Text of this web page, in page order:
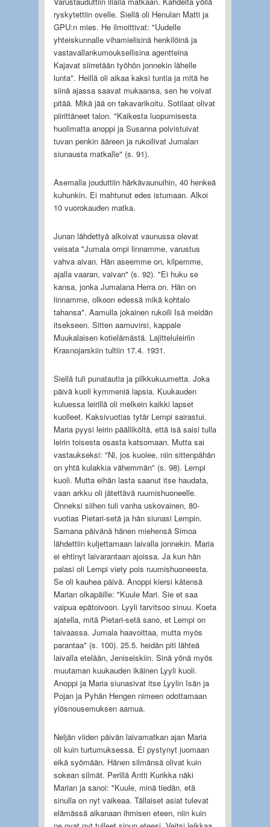
ryskytettiin ovelle. Siellä oli Henulan Matti ja
GPU:n mies. He ilmoittivat: "Uudelle
yhteiskunnalle vihamielisinä henkilöinä ja
vastavallankumouksellisina agentteina
Kajavat siirretään työhön jonnekin lähelle
lunta". Heillä oli aikaa kaksi tuntia ja mitä he
siinä ajassa saavat mukaansa, sen he voivat
pitää. Mikä jää on takavarikoitu. Sotilaat olivat
piirittäneet talon. "Kaikesta luopumisesta
huolimatta anoppi ja Susanna polvistuivat
tuvan penkin ääreen ja rukoilivat Jumalan
siunausta matkalle" (s. 91).
Asemalla jouduttiin härkävaunuihin, 40 henkeä
kuhunkin. Ei mahtunut edes istumaan. Alkoi
10 vuorokauden matka.
Junan lähdettyä alkoivat vaunussa olevat
veisata "Jumala ompi linnamme, varustus
vahva aivan. Hän aseemme on, kilpemme,
ajalla vaaran, vaivan" (s. 92). "Ei huku se
kansa, jonka Jumalana Herra on. Hän on
linnamme, olkoon edessä mikä kohtalo
tahansa". Aamulla jokainen rukoili Isä meidän
itsekseen. Sitten aamuvirsi, kappale
Muukalaisen kotielämästä. Lajitteluleiriin
Krasnojarskiin tultiin 17.4. 1931.
Siellä tuli punatautia ja pilkkukuumetta. Joka
päivä kuoli kymmeniä lapsia. Kuukauden
kuluessa leirillä oli melkein kaikki lapset
kuolleet. Kaksivuotias tytär Lempi sairastui.
Maria pyysi leirin päälliköltä, että isä saisi tulla
leirin toisesta osasta katsomaan. Mutta sai
vastaukseksi: "Ni, jos kuolee, niin sittenpähän
on yhtä kulakkia vähemmän" (s. 98). Lempi
kuoli. Mutta eihän lasta saanut itse haudata,
vaan arkku oli jätettävä ruumishuoneelle.
Onneksi siihen tuli vanha uskovainen, 80-
vuotias Pietari-setä ja hän siunasi Lempin.
Samana päivänä hänen miehensä Simoa
lähdettiin kuljettamaan laivalla jonnekin. Maria
ei ehtinyt laivarantaan ajoissa. Ja kun hän
palasi oli Lempi viety pois ruumishuoneesta.
Se oli kauhea päivä. Anoppi kiersi kätensä
Marian olkapäille: "Kuule Mari. Sie et saa
vaipua epätoivoon. Lyyli tarvitsoo sinuu. Koeta
ajatella, mitä Pietari-setä sano, et Lempi on
taivaassa. Jumala haavoittaa, mutta myös
parantaa" (s. 100). 25.5. heidän piti lähteä
laivalla etelään, Jeniseiskiin. Sinä yönä myös
muutaman kuukauden ikäinen Lyyli kuoli.
Anoppi ja Maria siunasivat itse Lyylin Isän ja
Pojan ja Pyhän Hengen nimeen odottamaan
ylösnousemuksen aamua.
Neljän viiden päivän laivamatkan ajan Maria
oli kuin turtumuksessa. Ei pystynyt juomaan
eikä syömään. Hänen silmänsä olivat kuin
sokean silmät. Perillä Antti Kurikka näki
Marian ja sanoi: "Kuule, minä tiedän, etä
sinulla on nyt vaikeaa. Tällaiset asiat tulevat
elämässä aikanaan ihmisen eteen, niin kuin